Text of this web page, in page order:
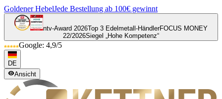
Goldener HebelJede Bestellung ab 100€ gewinnt
ntv-Award 2026Top 3 Edelmetall-HändlerFOCUS MONEY
22/2026Siegel „Hohe Kompetenz“
Google: 4,9/5
DE
Ansicht